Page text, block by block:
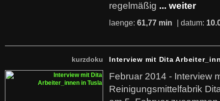
regelmäßig ... weiter
laenge: 61,77 min | datum:
kurzdoku Interview mit Dita
Februar 2014 - Interview
Reinigungsmittelfabrik